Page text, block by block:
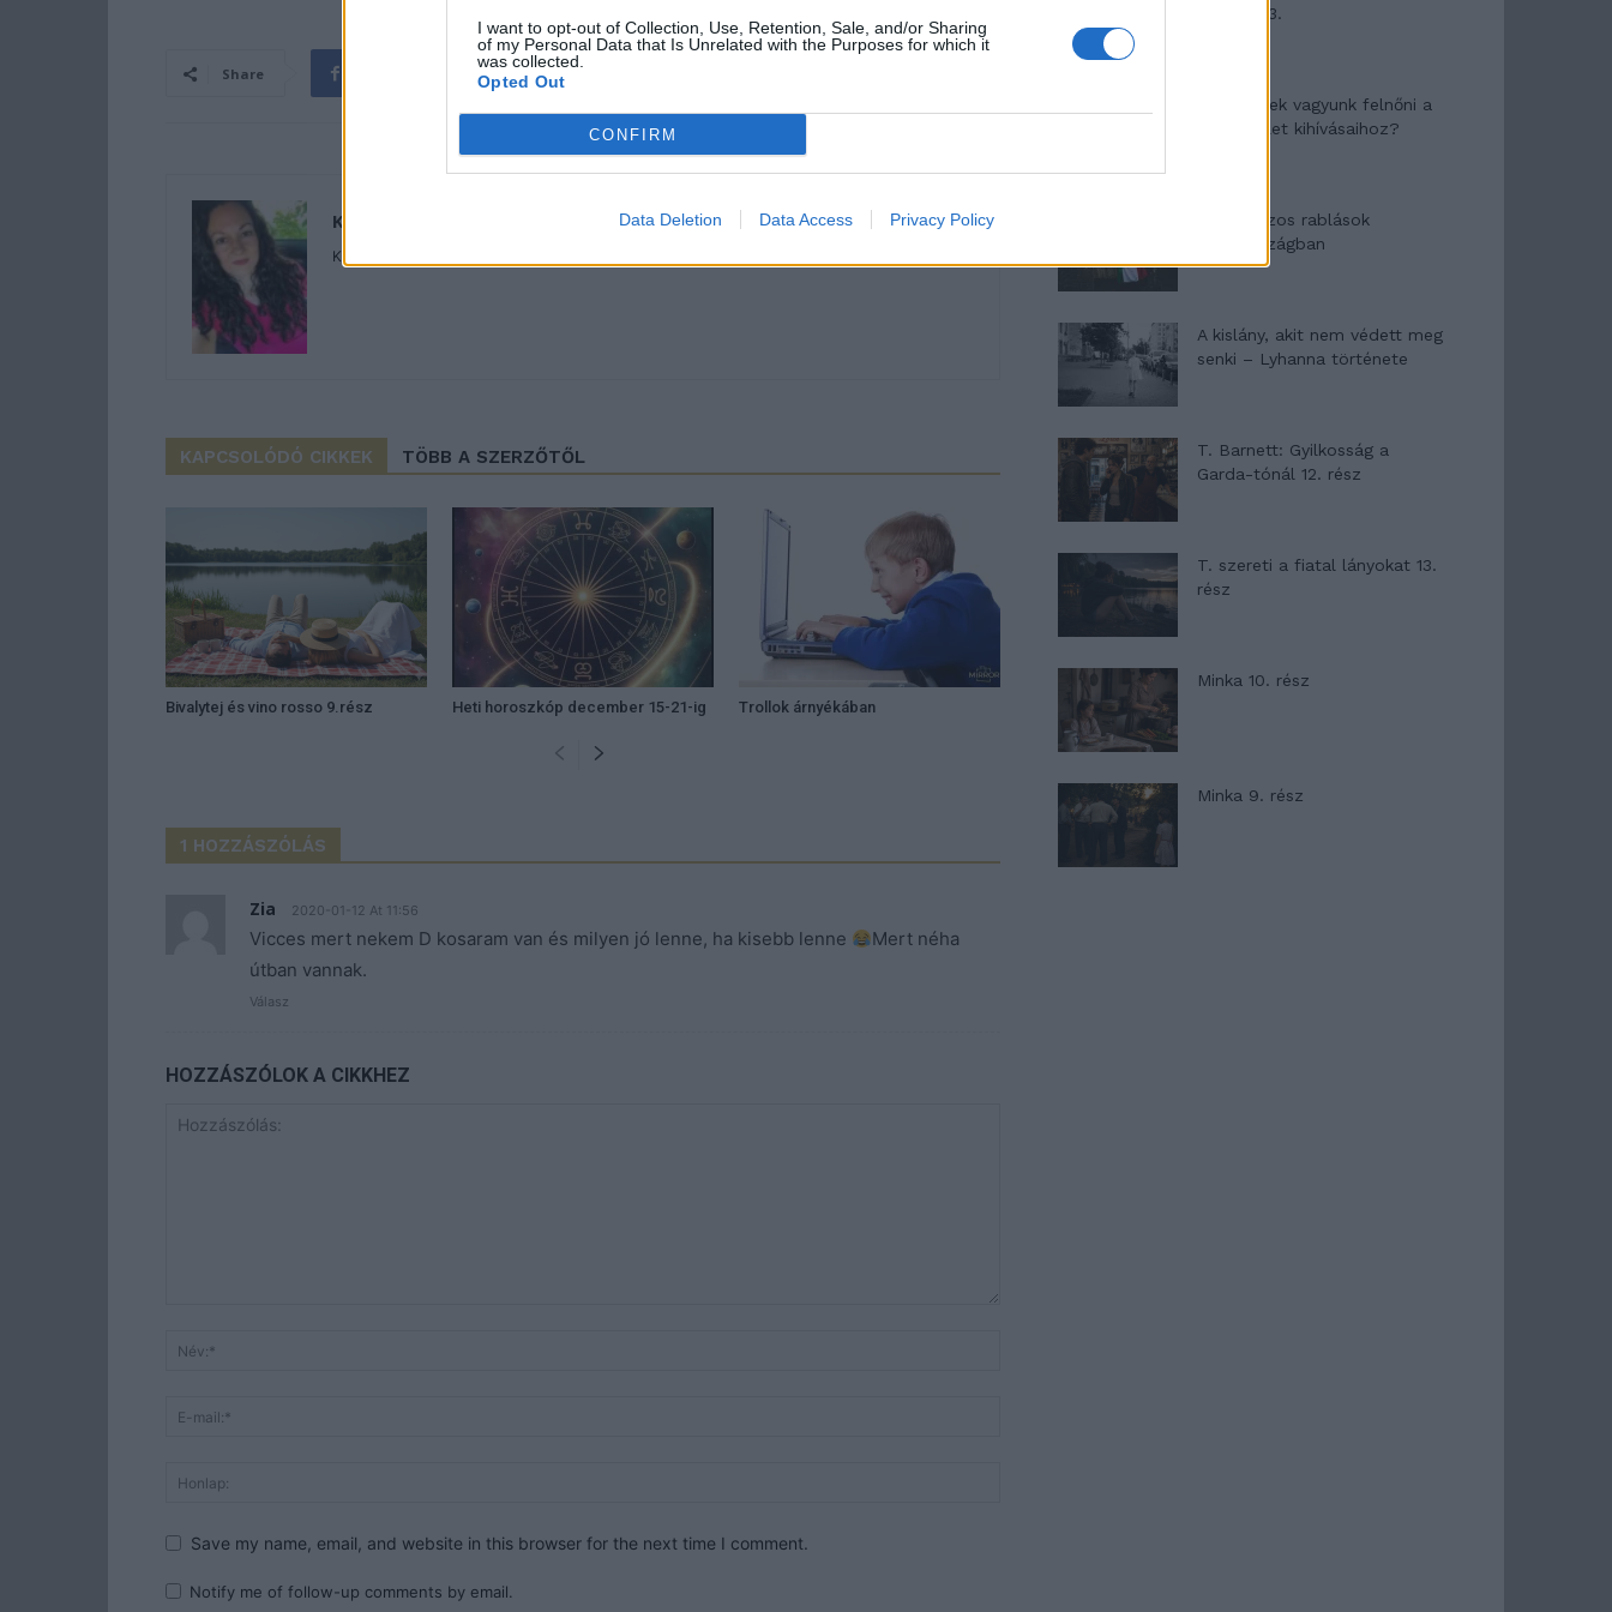
I want to opt-out of Collection, Use, Retention, Sale, and/or Sharing
of my Personal Data that Is Unrelated with the Purposes for which it
was collected.
Opted Out
CONFIRM
Data Deletion Data Access Privacy Policy
Share
Kalla Tímea
Kalla Tímea vagyok. Anya, futó és író. Szenvedélyes, kitartó és fafejű.
KAPCSOLÓDÓ CIKKEK TÖBB A SZERZŐTŐL
Bivalytej és vino rosso 9.rész Heti horoszkóp december 15-21-ig Trollok árnyékában
1 HOZZÁSZÓLÁS
Zia 2020-01-12 At 11:56
Vicces mert nekem D kosaram van és milyen jó lenne, ha kisebb lenne
Mert néha
útban vannak.
Válasz
HOZZÁSZÓLOK A CIKKHEZ
Save my name, email, and website in this browser for the next time I comment.
Notify me of follow-up comments by email.
mítosza 3.
Képtelenek vagyunk felnőni a
felnőtt élet kihívásaihoz?
Altatógázos rablások
Olaszországban
A kislány, akit nem védett meg
senki – Lyhanna története
T. Barnett: Gyilkosság a
Garda-tónál 12. rész
T. szereti a fiatal lányokat 13.
rész
Minka 10. rész
Minka 9. rész